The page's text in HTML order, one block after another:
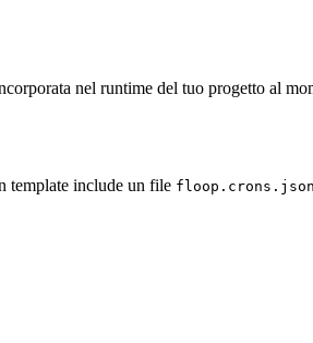
nel runtime del tuo progetto al
template include un file floop.crons.json